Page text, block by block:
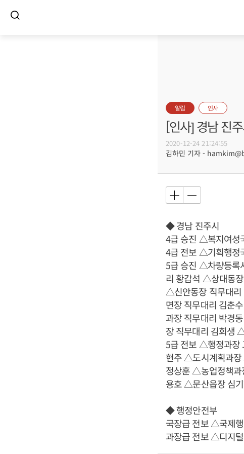
알림 인사
[인사] 경남 진
2020-12-24 21:24:55
김하민 기자 -
◆ 경남 진주시
4급 승진 △복지여성
4급 전보 △기획행정
5급 승진 △차량등록
리 황갑석 △상대동
△신안동장 직무대
면장 직무대리 김춘
과장 직무대리 박경
장 직무대리 김회생
5급 전보 △행정과장
현주 △도시계획과
정상훈 △농업정책
용호 △문산읍장 심
◆ 행정안전부
국장급 전보 △국제
과장급 전보 △디지